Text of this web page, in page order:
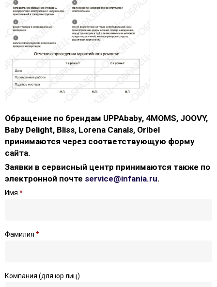
Обращение по брендам UPPAbaby, 4MOMS, JOOVY,
Baby Delight, Bliss, Lorena Canals, Oribel
принимаются через соответствующую форму
сайта.
Заявки в сервисный центр принимаются также по
электронной почте service@infania.ru.
Имя *
Фамилия *
Компания (для юр.лиц)